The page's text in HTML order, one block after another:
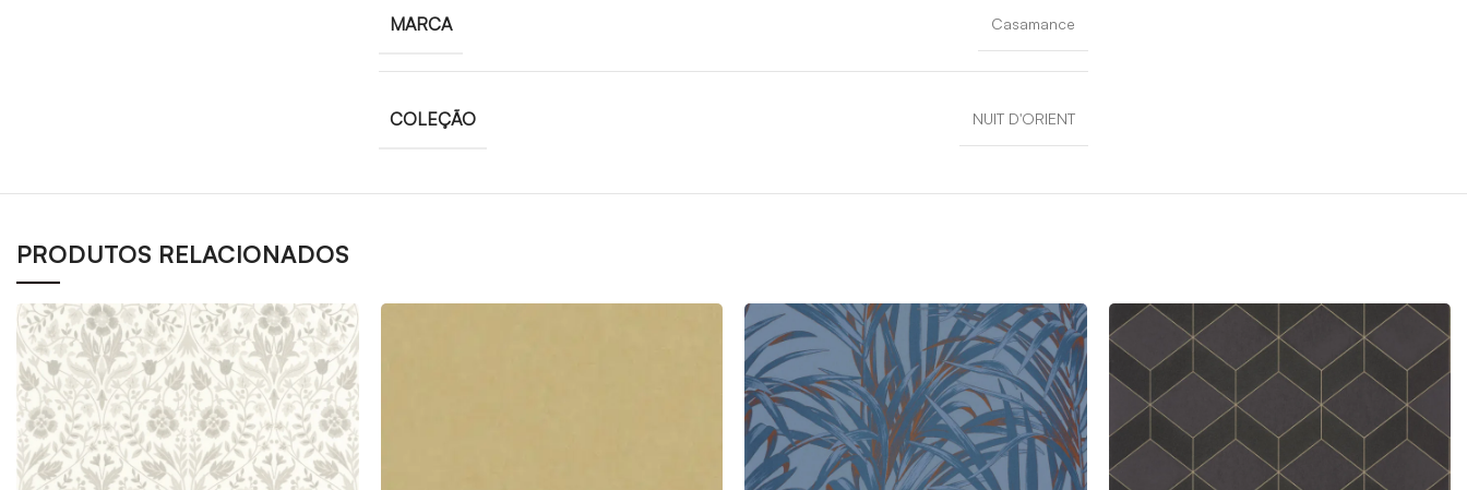
MARCA Casamance
COLEÇÃO NUIT D'ORIENT
PRODUTOS RELACIONADOS